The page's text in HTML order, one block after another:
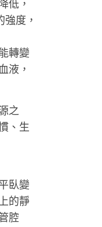
低，
度，
轉變
液，
之
、生
臥變
的靜
腔